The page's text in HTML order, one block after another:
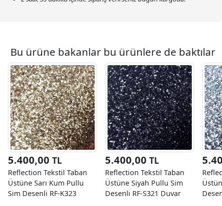
Bu ürüne bakanlar bu ürünlere de baktılar
5.400,00 TL
Reflection Tekstil Taban
Üstüne Sarı Kum Pullu
Sim Desenli RF-K323
5.400,00 TL
Reflection Tekstil Taban
Üstüne Siyah Pullu Sim
Desenli RF-S321 Duvar